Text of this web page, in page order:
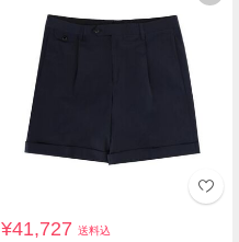
¥41,727送料込